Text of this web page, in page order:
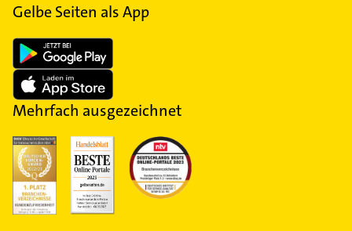
Gelbe Seiten als App
Mehrfach ausgezeichnet